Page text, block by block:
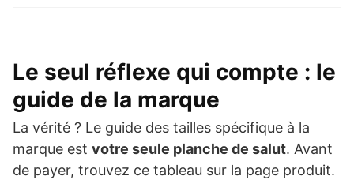
Le seul réflexe qui compte : le
guide de la marque
La vérité ? Le guide des tailles spécifique à la
marque est votre seule planche de salut. Avant
de payer, trouvez ce tableau sur la page produit.